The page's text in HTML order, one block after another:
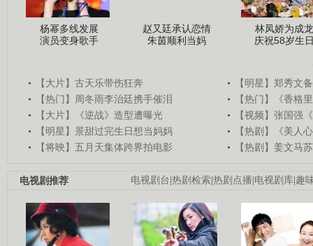
杨幂多线发展
演员变身歌手
赵又廷承认恋情
朱茵顺利当妈
林凤娇为成龙
庆祝58岁生
【大片】古天乐带伤狂奔
【明星】郑秀文
【热门】周冬雨李治廷携手催泪
【热门】《香格
【大片】《逆战》造型遭曝光
【视频】张国强
【明星】景甜过完生日想当妈妈
【热剧】《美人
【将映】五月天集体跨界拍电影
【热剧】姜文马
电视剧台|热剧检索|热剧点播|电视剧库|趣
电视剧推荐